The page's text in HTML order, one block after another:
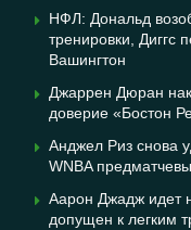
НФЛ: Дональд
тренировки, Диггс
Вашингтон
Джаррен Дюран
доверие «Бостон
Анджел Риз снова
WNBA
Аарон Джадж идет
допущен к легким